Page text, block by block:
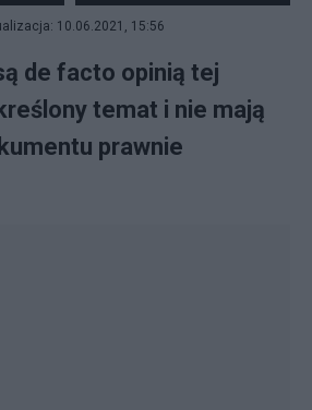
10.06.2021, 15:56
de facto opinią tej
temat i nie mają
prawnie